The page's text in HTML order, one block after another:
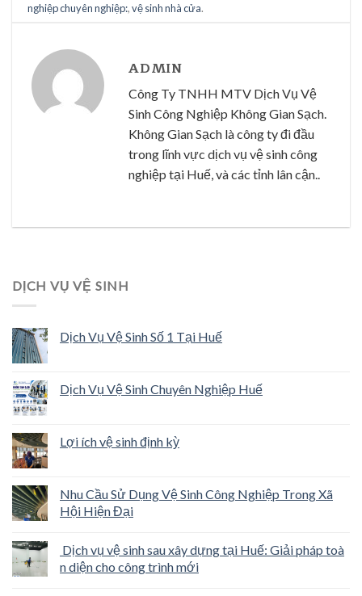
nghiệp chuyên nghiệp:,vệ sinh nhà cửa.
ADMIN
Công Ty TNHH MTV Dịch Vụ Vệ
Sinh Công Nghiệp Không Gian Sạch.
Không Gian Sạch là công ty đi đầu
trong lĩnh vực dịch vụ vệ sinh công
nghiệp tại Huế, và các tỉnh lân cận..
DỊCH VỤ VỆ SINH
Dịch Vụ Vệ Sinh Số 1 Tại Huế
Dịch Vụ Vệ Sinh Chuyên Nghiệp Huế
Lợi ích vệ sinh định kỳ
Nhu Cầu Sử Dụng Vệ Sinh Công Nghiệp Trong Xã
Hội Hiện Đại
Dịch vụ vệ sinh sau xây dựng tại Huế: Giải pháp toà
n diện cho công trình mới